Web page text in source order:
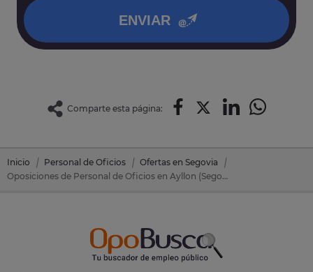
ENVIAR
Comparte esta página:
Inicio Personal de Oficios
Ofertas en Segovia
Oposiciones de Personal de Oficios en Ayllon (Segovia)